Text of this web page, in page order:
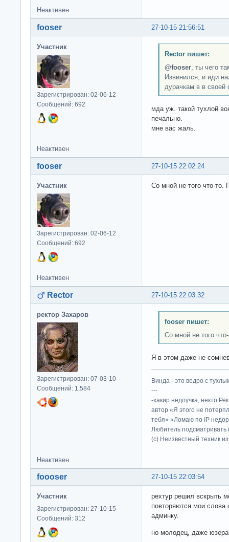
Неактивен
27-10-15 21:56:51
fooser
Участник
Зарегистрирован: 02-06-12
Сообщений: 692
Rector пишет:
@fooser, ты чего
Извинился, и иди
дурачкам в в своей
мда уж. такой тухлой
печально.
мне вас жаль.
Неактивен
27-10-15 22:02:24
fooser
Участник
Зарегистрирован: 02-06-12
Сообщений: 692
Со мной не того что-то.
Неактивен
27-10-15 22:03:32
Rector
ректор Захаров
Зарегистрирован: 07-03-10
Сообщений: 1,584
fooser пишет:
Со мной не того
Я в этом даже не
Винда - это ведро с
---
-хакир недоучка, некто
автор «Я этого не
тебя» «Ломаю по IP
Любитель подсматривать
(c) Неизвестный техник
Неактивен
27-10-15 22:03:54
foooser
Участник
Зарегистрирован: 27-10-15
Сообщений: 312
рехтур решил вскрыть
повторяются мои слова
админку.
но молодец, даже